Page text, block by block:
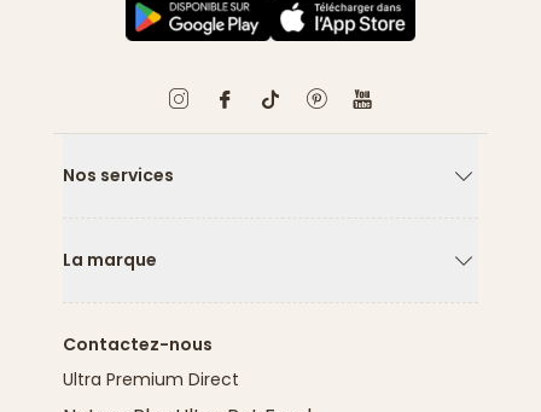
Nos services
La marque
Contactez-nous
Ultra Premium Direct